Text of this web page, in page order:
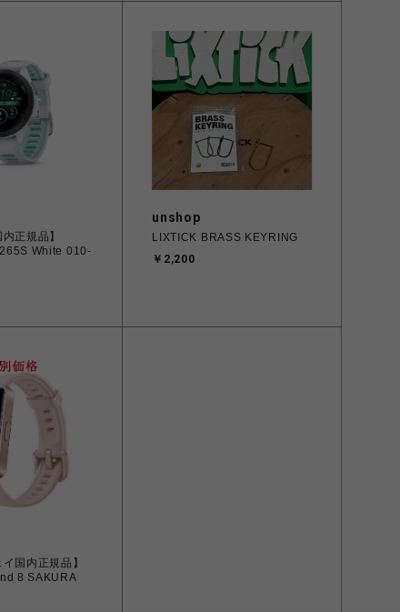
正規品】
White 010-
unshop
LIXTICK BRASS KEYRING
￥2,200
イ国内正規品】
8 SAKURA